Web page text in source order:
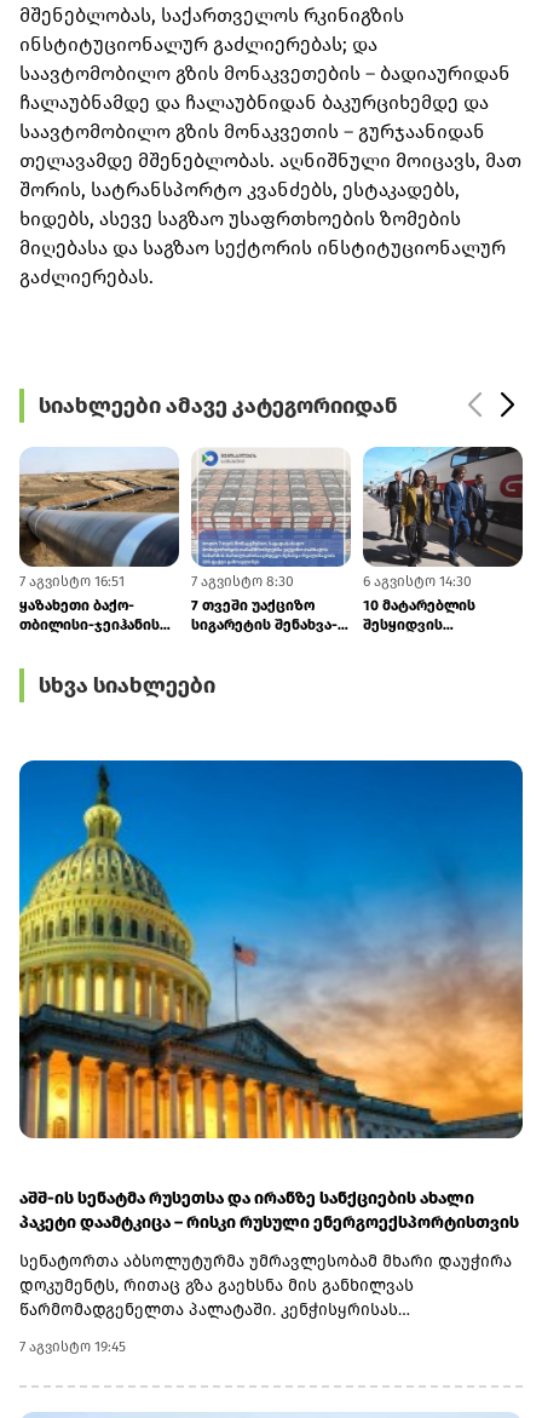
მშენებლობას, საქართველოს რკინიგზის
ინსტიტუციონალურ გაძლიერებას; და
საავტომობილო გზის მონაკვეთების – ბადიაურიდან
ჩალაუბნამდე და ჩალაუბნიდან ბაკურციხემდე და
საავტომობილო გზის მონაკვეთის – გურჯაანიდან
თელავამდე მშენებლობას. აღნიშნული მოიცავს, მათ
შორის, სატრანსპორტო კვანძებს, ესტაკადებს,
ხიდებს, ასევე საგზაო უსაფრთხოების ზომების
მიღებასა და საგზაო სექტორის ინსტიტუციონალურ
გაძლიერებას.
სიახლეები ამავე კატეგორიიდან
7 აგვისტო 16:51
ყაზახეთი ბაქო-
თბილისი-ჯეიჰანის
1,7 მლნ ტონამდე
გაზრდის
7 აგვისტო 8:30
7 თვეში უაქციზო
სიგარეტის შენახვა-
6 აგვისტო 14:30
10 მატარებლის
შესყიდვის
სხვა სიახლეები
აშშ-ის სენატმა რუსეთსა და ირანზე სანქციების ახალი
პაკეტი დაამტკიცა – რისკი რუსული ენერგოექსპორტისთვის
სენატორთა აბსოლუტურმა უმრავლესობამ მხარი დაუჭირა
დოკუმენტს, რითაც გზა გაეხსნა მის განხილვას
წარმომადგენელთა პალატაში. კენჭისყრისას
წინააღმდეგ კანონპროექტზე, სახელწოდებით „ლინდსი ო.
გრემის 2026 წლის სანქციების აქტი რუსეთისა და ირანის
წინააღმდეგ“. საბოლოო დათვლით შედეგი 86 ხმა 11-ის
7 აგვისტო 19:45